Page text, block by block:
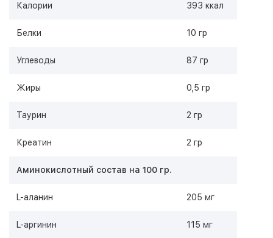
Калории 393 ккал
Белки 10 гр
Углеводы 87 гр
Жиры 0,5 гр
Таурин 2 гр
Креатин 2 гр
Аминокислотный состав на 100 гр.
L-аланин 205 мг
L-аргинин 115 мг